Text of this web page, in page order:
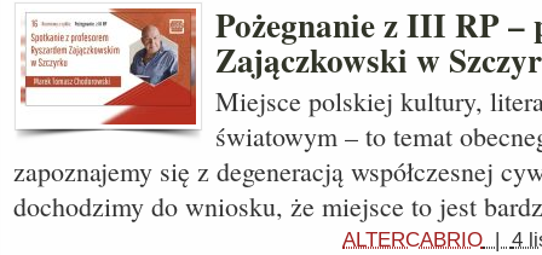
Pożegnanie z III RP –
Zajączkowski w
Miejsce polskiej kultury,
światowym – to temat
zapoznajemy się z degeneracją współczesnej
dochodzimy do wniosku, że miejsce to jest
ALTERCABRIO | 4